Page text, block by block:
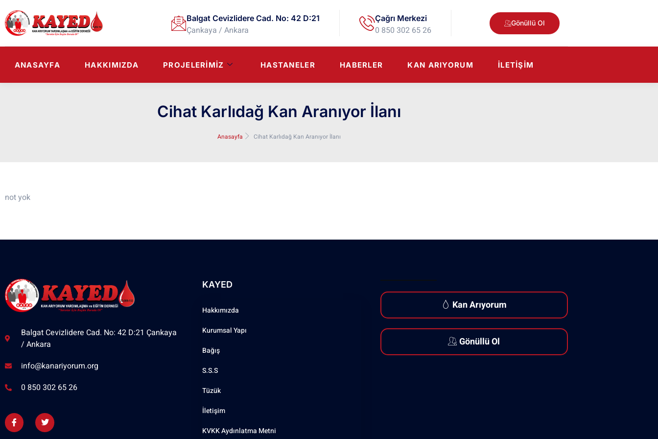
Balgat Cevizlidere Cad. No: 42 D:21
Çankaya / Ankara
Çağrı Merkezi
0 850 302 65 26
Gönüllü Ol
ANASAYFA HAKKIMIZDA PROJELERIMIZ HASTANELER HABERLER KAN ARIYORUM İLETIŞIM
Cihat Karlıdağ Kan Aranıyor İlanı
Anasayfa Cihat Karlıdağ Kan Aranıyor İlanı
not yok
Balgat Cevizlidere Cad. No: 42 D:21 Çankaya
/ Ankara
info@kanariyorum.org
0 850 302 65 26
KAYED
Hakkımızda
Kurumsal Yapı
Bağış
S.S.S
Tüzük
İletişim
KVKK Aydınlatma Metni
Kan Arıyorum
Gönüllü Ol